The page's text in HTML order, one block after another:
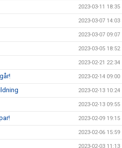
2023-03-11 18:35
2023-03-07 14:03
2023-03-07 09:07
2023-03-05 18:52
2023-02-21 22:34
2023-02-14 09:00
2023-02-13 10:24
2023-02-13 09:55
2023-02-09 19:15
2023-02-06 15:59
2023-02-03 11:13